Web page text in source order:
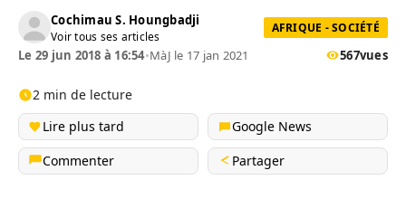
Cochimau S. Houngbadji
Voir tous ses articles
AFRIQUE - SOCIÉTÉ
Le 29 jun 2018 à 16:54•MàJ le 17 jan 2021 567vues
2 min de lecture
Lire plus tard
Google News
Commenter
Partager